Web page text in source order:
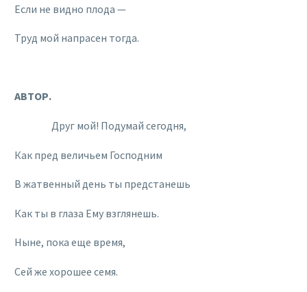
Если не видно плода —
Труд мой напрасен тогда.
АВТОР.
Друг мой! Подумай сегодня,
Как пред величьем Господним
В жатвенный день ты предстанешь
Как ты в глаза Ему взглянешь.
Ныне, пока еще время,
Сей же хорошее семя.